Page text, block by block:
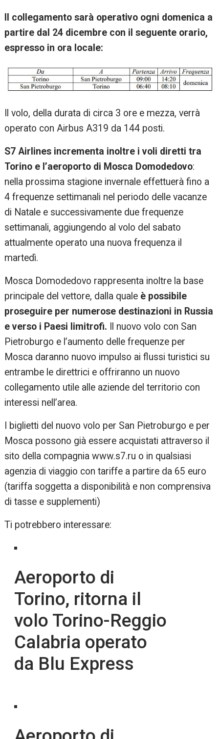
Il collegamento sarà operativo ogni domenica a
partire dal 24 dicembre con il seguente orario,
espresso in ora locale:
Il volo, della durata di circa 3 ore e mezza, verrà
operato con Airbus A319 da 144 posti.
S7 Airlines incrementa inoltre i voli diretti tra
Torino e l’aeroporto di Mosca Domodedovo:
nella prossima stagione invernale effettuerà fino a
4 frequenze settimanali nel periodo delle vacanze
di Natale e successivamente due frequenze
settimanali, aggiungendo al volo del sabato
attualmente operato una nuova frequenza il
martedì.
Mosca Domodedovo rappresenta inoltre la base
principale del vettore, dalla quale è possibile
proseguire per numerose destinazioni in Russia
e verso i Paesi limitrofi. Il nuovo volo con San
Pietroburgo e l’aumento delle frequenze per
Mosca daranno nuovo impulso ai flussi turistici su
entrambe le direttrici e offriranno un nuovo
collegamento utile alle aziende del territorio con
interessi nell’area.
I biglietti del nuovo volo per San Pietroburgo e per
Mosca possono già essere acquistati attraverso il
sito della compagnia www.s7.ru o in qualsiasi
agenzia di viaggio con tariffe a partire da 65 euro
(tariffa soggetta a disponibilità e non comprensiva
di tasse e supplementi)
Ti potrebbero interessare:
Aeroporto di
Torino, ritorna il
volo Torino-Reggio
Calabria operato
da Blu Express